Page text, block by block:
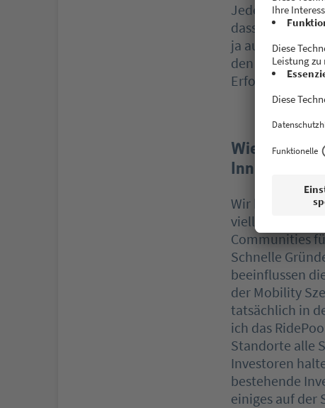
Jede/r kann
dass man die
ja auch
den ersten 2-3
Erfolg.
Wie glaubst
Wir haben
vielleicht nicht
Communities
Schnelle
beeinflussen
der Mobility
tatsächlich in
ich das
Standorte alle
Investoren
bestehende
einiges auf der